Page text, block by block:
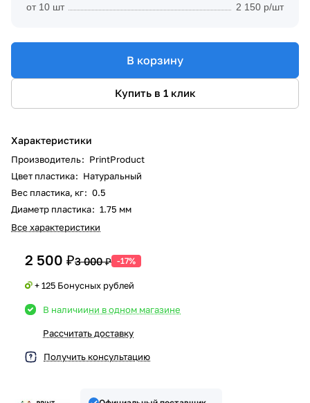
от 10 шт
2 150 р/шт
В корзину
Купить в 1 клик
Характеристики
Производитель: PrintProduct
Цвет пластика: Натуральный
Вес пластика, кг: 0.5
Диаметр пластика: 1.75 мм
Все характеристики
2 500 ₽3 000 ₽ -17%
+ 125 Бонусных рублей
В наличиини в одном магазине
Рассчитать доставку
Получить консультацию